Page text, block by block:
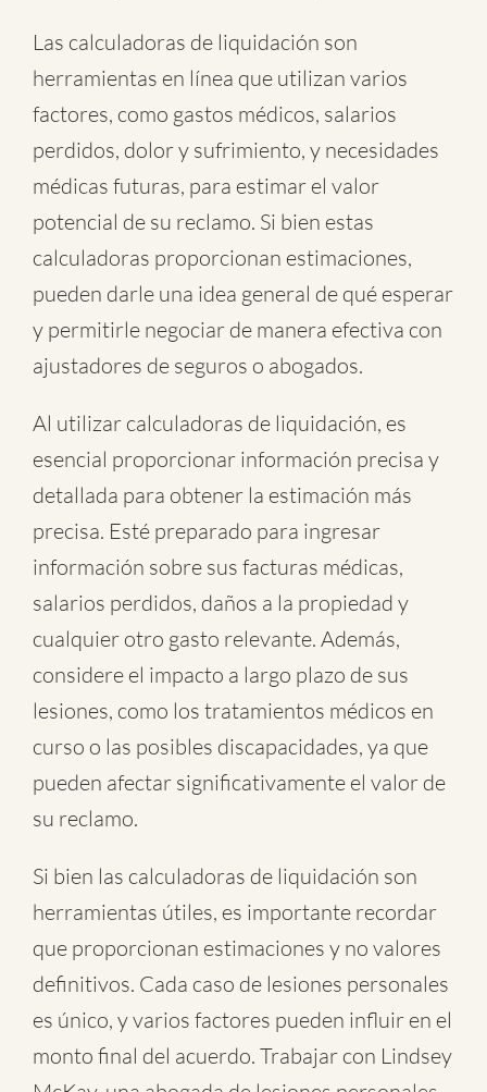
Las calculadoras de liquidación son
herramientas en línea que utilizan varios
factores, como gastos médicos, salarios
perdidos, dolor y sufrimiento, y necesidades
médicas futuras, para estimar el valor
potencial de su reclamo. Si bien estas
calculadoras proporcionan estimaciones,
pueden darle una idea general de qué esperar
y permitirle negociar de manera efectiva con
ajustadores de seguros o abogados.
Al utilizar calculadoras de liquidación, es
esencial proporcionar información precisa y
detallada para obtener la estimación más
precisa. Esté preparado para ingresar
información sobre sus facturas médicas,
salarios perdidos, daños a la propiedad y
cualquier otro gasto relevante. Además,
considere el impacto a largo plazo de sus
lesiones, como los tratamientos médicos en
curso o las posibles discapacidades, ya que
pueden afectar significativamente el valor de
su reclamo.
Si bien las calculadoras de liquidación son
herramientas útiles, es importante recordar
que proporcionan estimaciones y no valores
definitivos. Cada caso de lesiones personales
es único, y varios factores pueden influir en el
monto final del acuerdo. Trabajar con Lindsey